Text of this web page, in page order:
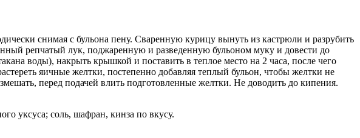
снимая с бульона пену. Сваренную курицу вынуть из кастрюли и разрубить
репчатый лук, поджаренную и разведенную бульоном муку и довести до
воды), накрыть крышкой и поставить в теплое место на 2 часа, после чего
яичные желтки, постепенно добавляя теплый бульон, чтобы желтки не
перед подачей влить подготовленные желтки. Не доводить до кипения.
уксуса; соль, шафран, кинза по вкусу.